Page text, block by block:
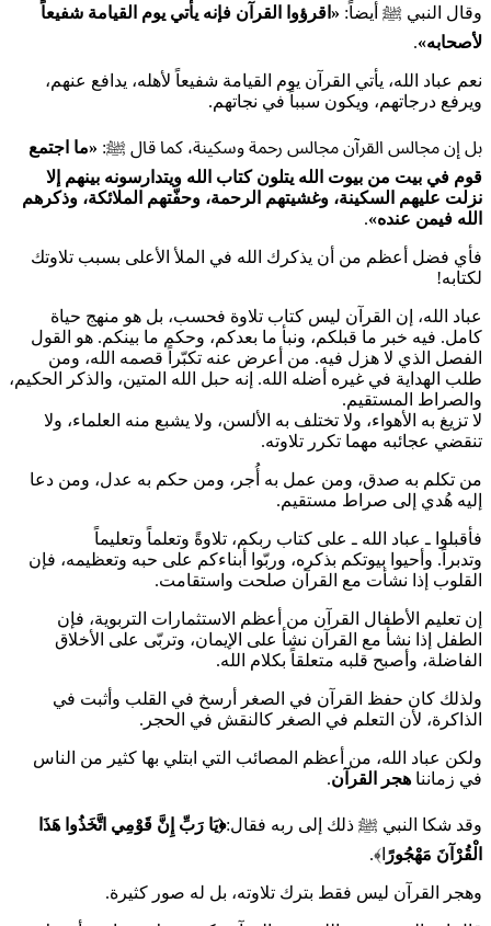
وقال النبي ﷺ أيضاً: « اقرؤوا القرآن فإنه يأتي يوم القيامة شفيعاً
لأصحابه»
.
نعم عباد الله، يأتي القرآن يوم القيامة شفيعاً لأهله، يدافع عنهم،
ويرفع درجاتهم، ويكون سبباً في نجاتهم.
بل إن مجالس القرآن مجالس رحمة وسكينة، كما قال ﷺ: «ما اجتمع
قوم في بيت من بيوت الله يتلون كتاب الله ويتدارسونه بينهم إلا
نزلت عليهم السكينة، وغشيتهم الرحمة، وحفّتهم الملائكة، وذكرهم
الله فيمن عنده»
.
فأي فضل أعظم من أن يذكرك الله في الملأ الأعلى بسبب تلاوتك
لكتابه!
عباد الله، إن القرآن ليس كتاب تلاوة فحسب، بل هو منهج حياة
كامل. فيه خبر ما قبلكم، ونبأ ما بعدكم، وحكم ما بينكم. هو القول
الفصل الذي لا هزل فيه. من أعرض عنه تكبّراً قصمه الله، ومن
طلب الهداية في غيره أضله الله. إنه حبل الله المتين، والذكر الحكيم،
والصراط المستقيم.
لا تزيغ به الأهواء، ولا تختلف به الألسن، ولا يشبع منه العلماء، ولا
تنقضي عجائبه مهما تكرر تلاوته.
من تكلم به صدق، ومن عمل به أُجر، ومن حكم به عدل، ومن دعا
إليه هُدي إلى صراط مستقيم.
فأقبلوا ـ عباد الله ـ على كتاب ربكم، تلاوةً وتعلماً وتعليماً
وتدبراً. وأحيوا بيوتكم بذكره، وربّوا أبناءكم على حبه وتعظيمه، فإن
القلوب إذا نشأت مع القرآن صلحت واستقامت.
إن تعليم الأطفال القرآن من أعظم الاستثمارات التربوية، فإن
الطفل إذا نشأ مع القرآن نشأ على الإيمان، وتربّى على الأخلاق
الفاضلة، وأصبح قلبه متعلقاً بكلام الله.
ولذلك كان حفظ القرآن في الصغر أرسخ في القلب وأثبت في
الذاكرة، لأن التعلم في الصغر كالنقش في الحجر.
ولكن عباد الله، من أعظم المصائب التي ابتلي بها كثير من الناس
في زماننا هجر القرآن.
وقد شكا النبي ﷺ ذلك إلى ربه فقال:﴿يَا رَبِّ إِنَّ قَوْمِي اتَّخَذُوا هَذَا
الْقُرْآنَ مَهْجُورً ا﴾.
وهجر القرآن ليس فقط بترك تلاوته، بل له صور كثيرة.